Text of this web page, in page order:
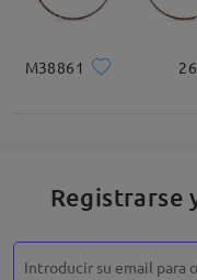
M38861
Registrarse